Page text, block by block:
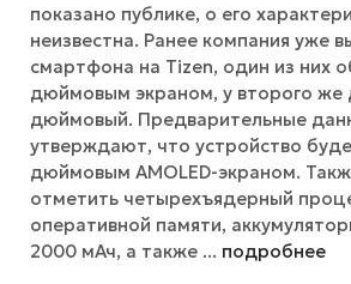
показано публике, о его
неизвестна. Ранее компания уже
смартфона на Tizen, один из них
дюймовым экраном, у второго же
дюймовый. Предварительные
утверждают, что устройство
дюймовым AMOLED-экраном.
отметить четырехъядерный
оперативной памяти,
2000 мАч, а также ... подробнее